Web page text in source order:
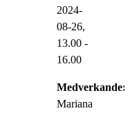
2024-
08-26,
13.00 -
16.00
Medverkande:
Mariana